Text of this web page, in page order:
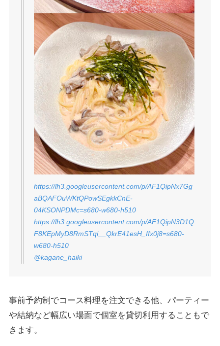
https://lh3.googleusercontent.com/p/AF1QipNx7Gg
aBQAFOuWKtQPowSEgkkCnE-
04KSONPDMc=s680-w680-h510
https://lh3.googleusercontent.com/p/AF1QipN3D1Q
F8KEpMyD8RmSTqi__QkrE41esH_ffx0j8=s680-
w680-h510
@kagane_haiki
事前予約制でコース料理を注文できる他、パーティー
や結納など幅広い場面で個室を貸切利用することもで
きます。